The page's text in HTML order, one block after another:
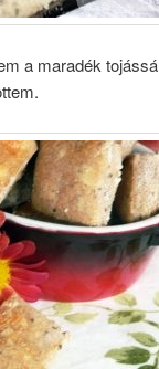
a maradék